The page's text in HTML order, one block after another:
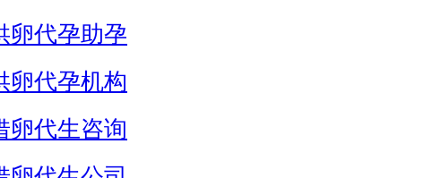
卵代孕助孕
卵代孕机构
卵代生咨询